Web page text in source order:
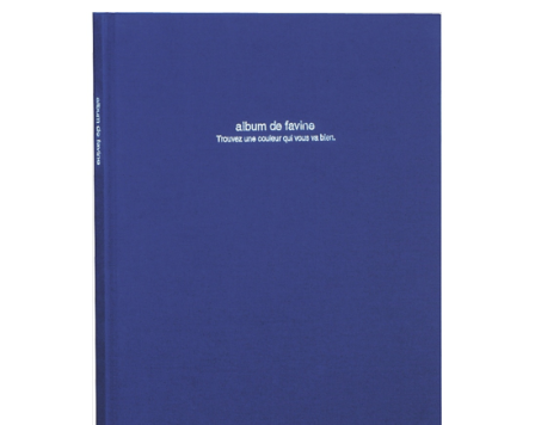
カラーのアルバム
¥3,300